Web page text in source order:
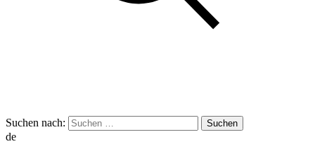
Suchen nach:
de